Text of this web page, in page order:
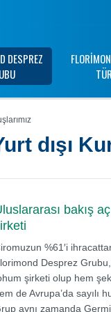
DESPREZ
dışı
bakış
%61′i
Desprez Grubu,
şirketi olup hem
de Avrupa’da sayılı
aynı zamanda